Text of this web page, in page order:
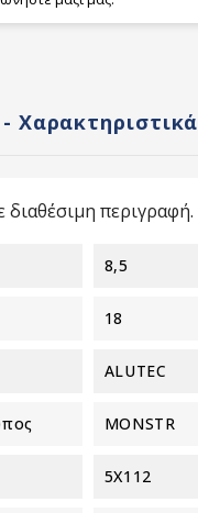
Χαρακτηριστικά
διαθέσιμη περιγραφή.
8,5
18
ALUTEC
MONSTR
5X112